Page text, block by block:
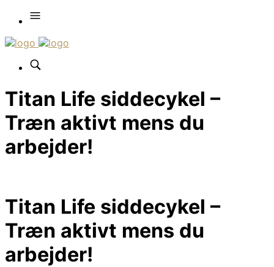
Titan Life siddecykel –
Træn aktivt mens du
arbejder!
Titan Life siddecykel –
Træn aktivt mens du
arbejder!